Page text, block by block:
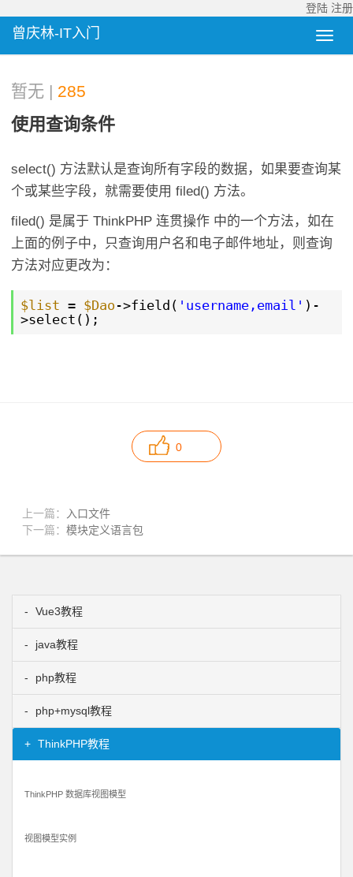
登陆 注册
曾庆林-IT入门
暂无 | 285
使用查询条件
select() 方法默认是查询所有字段的数据，如果要查询某
个或某些字段，就需要使用 filed() 方法。
filed() 是属于 ThinkPHP 连贯操作 中的一个方法，如在
上面的例子中，只查询用户名和电子邮件地址，则查询
方法对应更改为：
$list = $Dao ->field( 'username,email' )-
>select();
0
上一篇：
入口文件
下一篇： 模块定义语言包
Vue3教程
java教程
php教程
php+mysql教程
ThinkPHP教程
ThinkPHP 数据库视图模型
视图模型实例